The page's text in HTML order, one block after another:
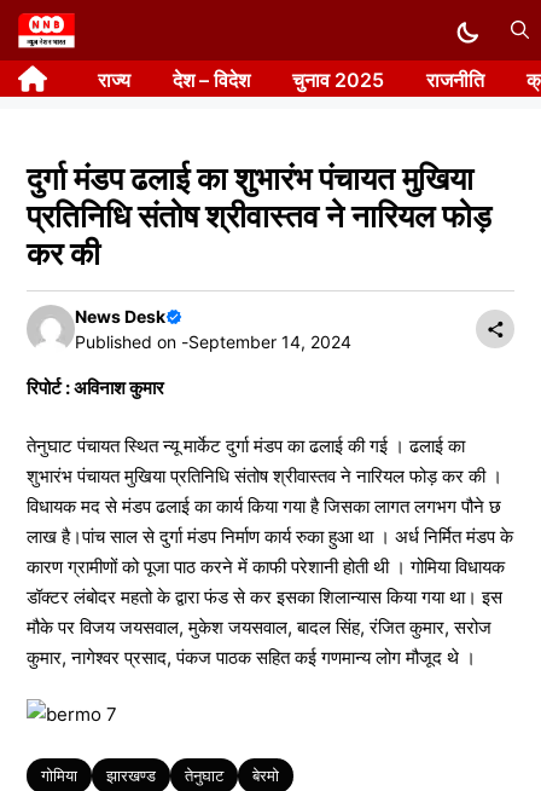
Skip
to
content राज्य देश – विदेश चुनाव 2025 राजनीति
दुर्गा मंडप ढलाई का शुभारंभ पंचायत मुखिया
प्रतिनिधि संतोष श्रीवास्तव ने नारियल फोड़
कर की
News Desk
Published on -September 14, 2024
रिपोर्ट : अविनाश कुमार
तेनुघाट पंचायत स्थित न्यू मार्केट दुर्गा मंडप का ढलाई की गई । ढलाई का
शुभारंभ पंचायत मुखिया प्रतिनिधि संतोष श्रीवास्तव ने नारियल फोड़ कर की ।
विधायक मद से मंडप ढलाई का कार्य किया गया है जिसका लागत लगभग पौने छ
लाख है।पांच साल से दुर्गा मंडप निर्माण कार्य रुका हुआ था । अर्ध निर्मित मंडप के
कारण ग्रामीणों को पूजा पाठ करने में काफी परेशानी होती थी । गोमिया विधायक
डॉक्टर लंबोदर महतो के द्वारा फंड से कर इसका शिलान्यास किया गया था। इस
मौके पर विजय जयसवाल, मुकेश जयसवाल, बादल सिंह, रंजित कुमार, सरोज
कुमार, नागेश्वर प्रसाद, पंकज पाठक सहित कई गणमान्य लोग मौजूद थे ।
Tags
गोमिया झारखण्ड तेनुघाट बेरमो